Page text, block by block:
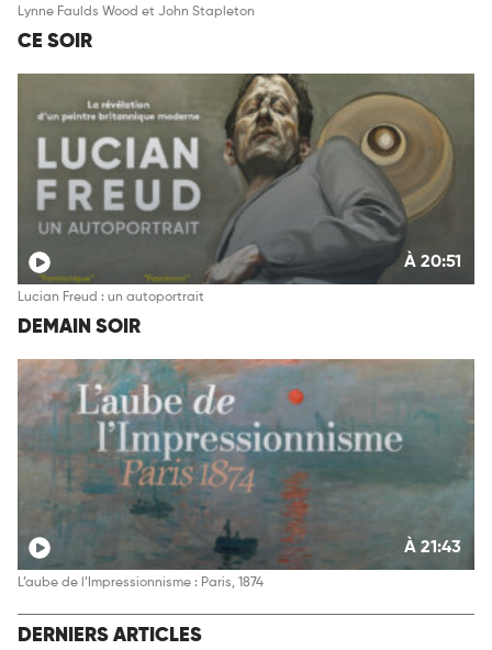
Lynne Faulds Wood et John Stapleton
CE SOIR
À 20:51
Lucian Freud : un autoportrait
DEMAIN SOIR
À 21:43
L’aube de l’Impressionnisme : Paris, 1874
DERNIERS ARTICLES